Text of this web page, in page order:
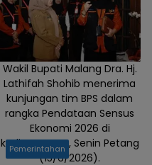
Wakil Bupati Malang Dra. Hj.
Lathifah Shohib menerima
kunjungan tim BPS dalam
rangka Pendataan Sensus
Ekonomi 2026 di
kediamannya, Senin Petang
(15/6/2026).
Pemerintahan